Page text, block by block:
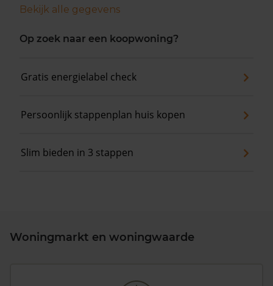
Bekijk alle gegevens
Op zoek naar een koopwoning?
Gratis energielabel check
Persoonlijk stappenplan huis kopen
Slim bieden in 3 stappen
Woningmarkt en woningwaarde